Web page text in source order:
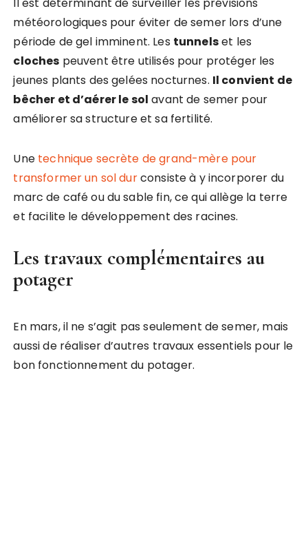
Il est déterminant de surveiller les prévisions
météorologiques pour éviter de semer lors d’une
période de gel imminent. Les tunnelset les
cloches peuvent être utilisés pour protéger les
jeunes plants des gelées nocturnes. Il convient de
bêcher et d’aérer le sol avant de semer pour
améliorer sa structure et sa fertilité.
Une technique secrète de grand-mère pour
transformer un sol durconsiste à y incorporer du
marc de café ou du sable fin, ce qui allège la terre
et facilite le développement des racines.
Les travaux complémentaires au
potager
En mars, il ne s’agit pas seulement de semer, mais
aussi de réaliser d’autres travaux essentiels pour le
bon fonctionnement du potager.